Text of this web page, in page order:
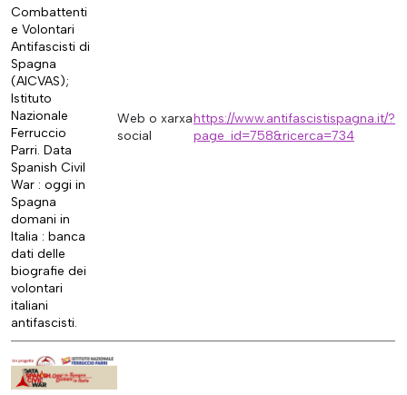
Combattenti
e Volontari
Antifascisti di
Spagna
(AICVAS);
Istituto
Nazionale
Ferruccio
Parri. Data
Spanish Civil
War : oggi in
Spagna
domani in
Italia : banca
dati delle
biografie dei
volontari
italiani
antifascisti.
Web o xarxa
social
https://www.antifascistispagna.it/?
page_id=758&ricerca=734